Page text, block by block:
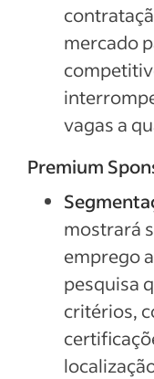
mercado
vagas a
Premium
mostrará
emprego
pesquisa
critérios,